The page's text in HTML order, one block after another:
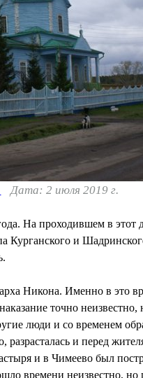
Дата: 2 июля 2019 г.
На проходившем в этот
и
Никона. Именно в это
точно неизвестно,
люди и со временем
и перед
и в Чимеево был
времени неизвестно, но